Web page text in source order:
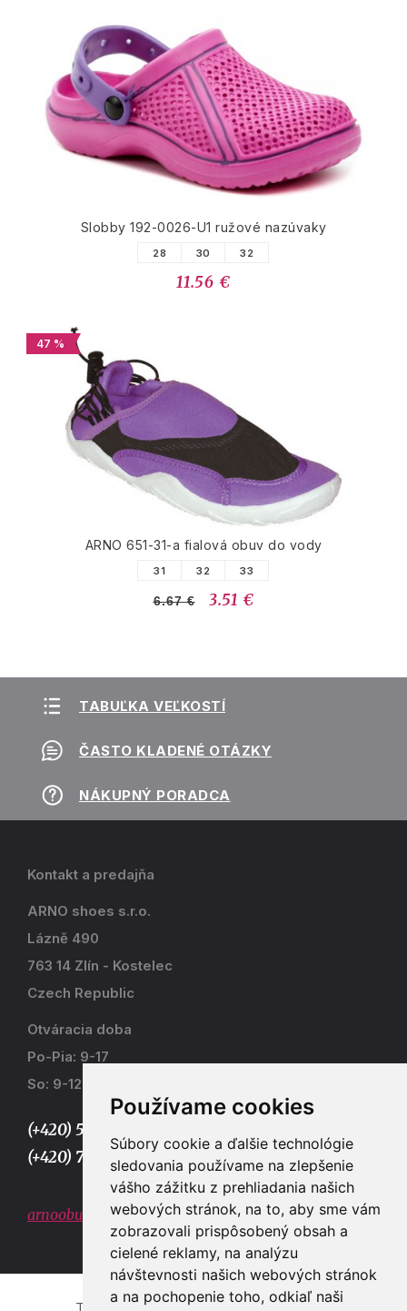
Používame cookies
Súbory cookie a ďalšie technológie
sledovania používame na zlepšenie
vášho zážitku z prehliadania našich
webových stránok, na to, aby sme vám
zobrazovali prispôsobený obsah a
cielené reklamy, na analýzu
návštevnosti našich webových stránok
a na pochopenie toho, odkiaľ naši
Slobby 192-0026-U1 ružové nazúvaky
28 30 32
11.56 €
47 %
ARNO 651-31-a fialová obuv do vody
31 32 33
6.67 € 3.51 €
TABUĽKA VEĽKOSTÍ
ČASTO KLADENÉ OTÁZKY
NÁKUPNÝ PORADCA
Kontakt a predajňa
ARNO shoes s.r.o.
Lázně 490
763 14 Zlín - Kostelec
Czech Republic
Otváracia doba
Po-Pia: 9-17
So: 9-12
(+420) 577 915 036,
(+420) 773 667 390
arnoobuv@gmail.com